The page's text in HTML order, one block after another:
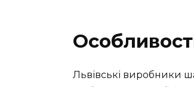
Львівські виробники